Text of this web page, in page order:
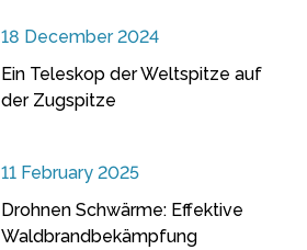
18 December 2024
Ein Teleskop der Weltspitze auf
der Zugspitze
11 February 2025
Drohnen Schwärme: Effektive
Waldbrandbekämpfung